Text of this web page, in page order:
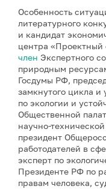
Особенность
литературного
и кандидат
центра
член Экспертного
природным
Госдумы РФ,
замкнутого цикла и
по экологии и
Общественной
научно-
президент
работодателей в
эксперт по
Президенте РФ по
правам человека,